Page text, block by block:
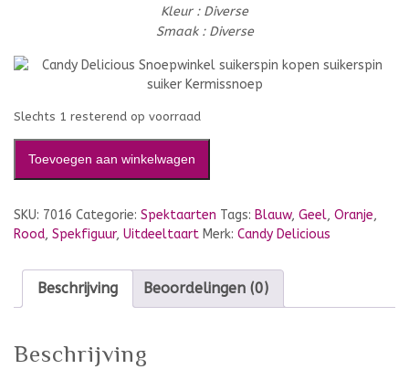
Kleur : Diverse
Smaak : Diverse
Slechts 1 resterend op voorraad
Toevoegen aan winkelwagen
SKU: 7016 Categorie: Spektaarten Tags: Blauw, Geel, Oranje,
Rood, Spekfiguur, Uitdeeltaart Merk: Candy Delicious
Beschrijving Beoordelingen (0)
Beschrijving